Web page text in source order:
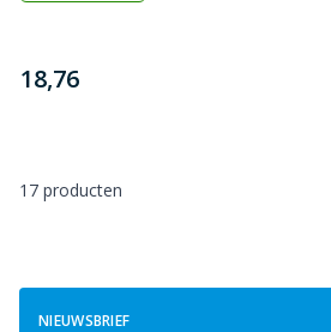
€
18,76
17 producten
NIEUWSBRIEF